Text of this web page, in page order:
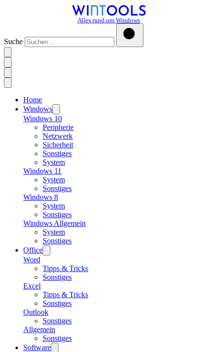
Alles rund um Windows
Suche
Home
Windows
Windows 10
Peripherie
Netzwerk
Sicherheit
Sonstiges
System
Windows 11
System
Sonstiges
Windows 8
System
Sonstiges
Windows Allgemein
System
Sonstiges
Office
Word
Tipps & Tricks
Sonstiges
Excel
Tipps & Tricks
Sonstiges
Outlook
Sonstiges
Allgemein
Sonstiges
Software